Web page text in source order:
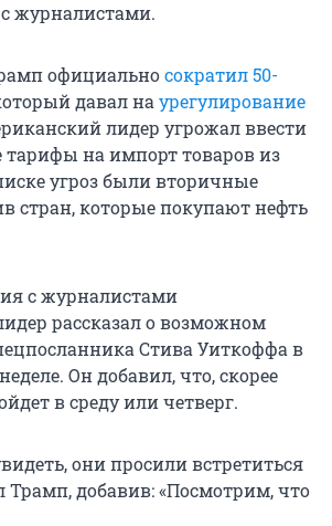
журналистами.
официальносократил 50-
давал наурегулирование
лидер угрожал ввести
тарифы на импорт товаров из
угроз были вторичные
стран, которые покупают нефть
с журналистами
рассказал о возможном
Стива Уиткоффа в
Он добавил, что, скорее
в среду или четверг.
они просили встретиться
Трамп, добавив: «Посмотрим, что